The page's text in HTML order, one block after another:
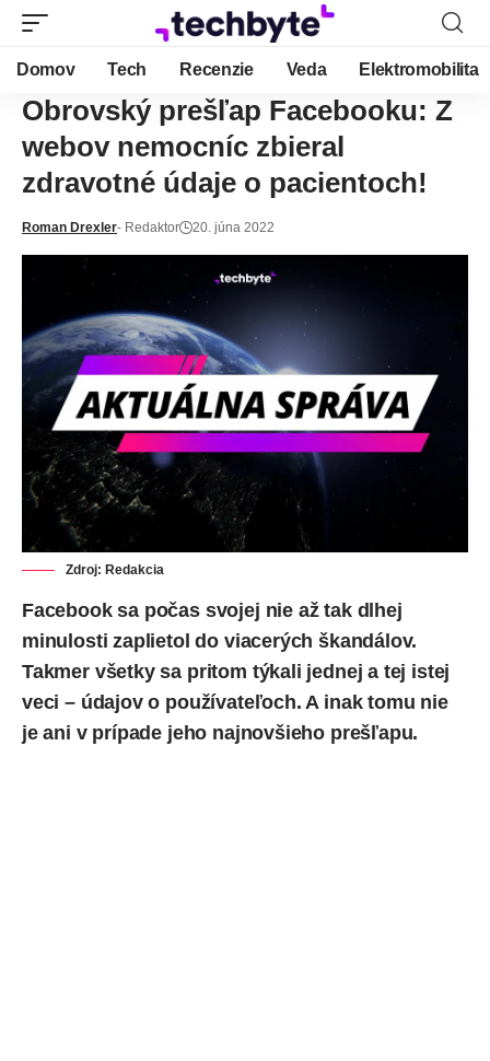
Domov Tech Recenzie Veda Elektromobilita
Obrovský prešľap Facebooku: Z
webov nemocníc zbieral
zdravotné údaje o pacientoch!
Roman Drexler- Redaktor 20. júna 2022
Zdroj: Redakcia
Facebooksa počas svojej nie až tak dlhej
minulosti zaplietol do viacerých škandálov.
Takmer všetky sa pritom týkali jednej a tej istej
veci – údajov o používateľoch. A inak tomu nie
je ani v prípade jeho najnovšieho prešľapu.